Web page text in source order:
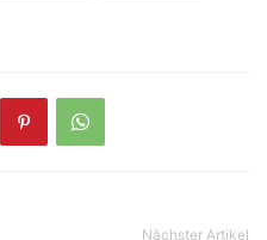
Nächster Artikel